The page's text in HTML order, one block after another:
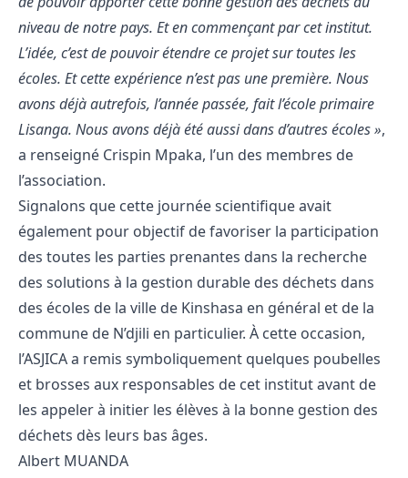
niveau de notre pays. Et en commençant par cet institut.
L’idée, c’est de pouvoir étendre ce projet sur toutes les
écoles. Et cette expérience n’est pas une première. Nous
avons déjà autrefois, l’année passée, fait l’école primaire
Lisanga. Nous avons déjà été aussi dans d’autres écoles »,
a renseigné Crispin Mpaka, l’un des membres de
l’association.
Signalons que cette journée scientifique avait
également pour objectif de favoriser la participation
des toutes les parties prenantes dans la recherche
des solutions à la gestion durable des déchets dans
des écoles de la ville de Kinshasa en général et de la
commune de N’djili en particulier. À cette occasion,
l’ASJICA a remis symboliquement quelques poubelles
et brosses aux responsables de cet institut avant de
les appeler à initier les élèves à la bonne gestion des
déchets dès leurs bas âges.
Albert MUANDA